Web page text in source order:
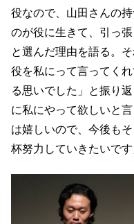
役なので、山田さんの
のが役に生きて、引っ
と選んだ理由を語る。
役を私にって言ってく
る思いでした」と振り
に私にやって欲しいと
は嬉しいので、今後も
杯努力していきたいです